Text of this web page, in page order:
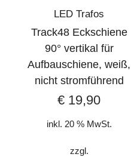
LED Trafos
Track48 Eckschiene
90° vertikal für
Aufbauschiene, weiß,
nicht stromführend
€ 19,90
inkl. 20 % MwSt.
zzgl.